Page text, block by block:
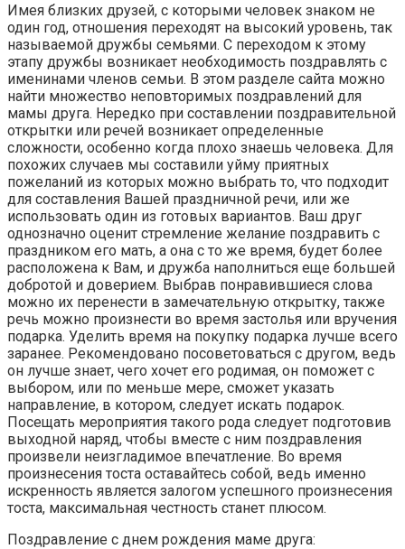
Имея близких друзей, с которыми человек знаком не
один год, отношения переходят на высокий уровень, так
называемой дружбы семьями. С переходом к этому
этапу дружбы возникает необходимость поздравлять с
именинами членов семьи. В этом разделе сайта можно
найти множество неповторимых поздравлений для
мамы друга. Нередко при составлении поздравительной
открытки или речей возникает определенные
сложности, особенно когда плохо знаешь человека. Для
похожих случаев мы составили уйму приятных
пожеланий из которых можно выбрать то, что подходит
для составления Вашей праздничной речи, или же
использовать один из готовых вариантов. Ваш друг
однозначно оценит стремление желание поздравить с
праздником его мать, а она с то же время, будет более
расположена к Вам, и дружба наполниться еще большей
добротой и доверием. Выбрав понравившиеся слова
можно их перенести в замечательную открытку, также
речь можно произнести во время застолья или вручения
подарка. Уделить время на покупку подарка лучше всего
заранее. Рекомендовано посоветоваться с другом, ведь
он лучше знает, чего хочет его родимая, он поможет с
выбором, или по меньше мере, сможет указать
направление, в котором, следует искать подарок.
Посещать мероприятия такого рода следует подготовив
выходной наряд, чтобы вместе с ним поздравления
произвели неизгладимое впечатление. Во время
произнесения тоста оставайтесь собой, ведь именно
искренность является залогом успешного произнесения
тоста, максимальная честность станет плюсом.
Поздравление с днем рождения маме друга: